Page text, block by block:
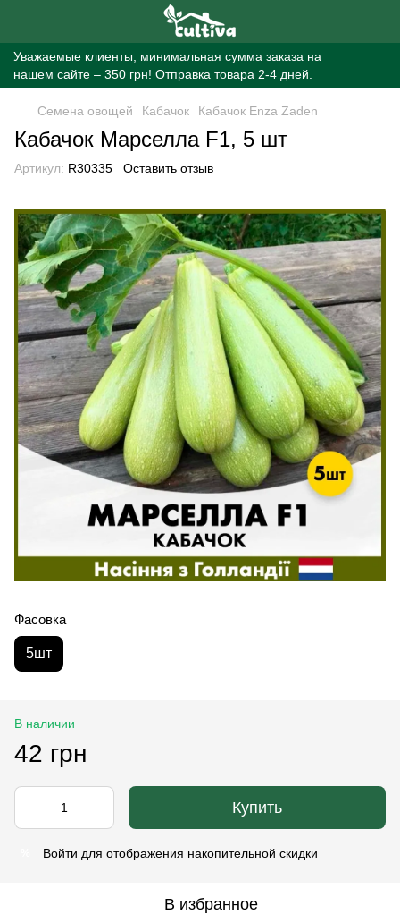
Уважаемые клиенты, минимальная сумма заказа на
нашем сайте – 350 грн! Отправка товара 2-4 дней.
Семена овощей Кабачок Кабачок Enza Zaden
Кабачок Марселла F1, 5 шт
Артикул: R30335 Оставить отзыв
Фасовка
5шт
В наличии
42 грн
Купить
Войти для отображения накопительной скидки
В избранное